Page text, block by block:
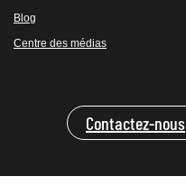
Blog
Centre des médias
Contactez-nous